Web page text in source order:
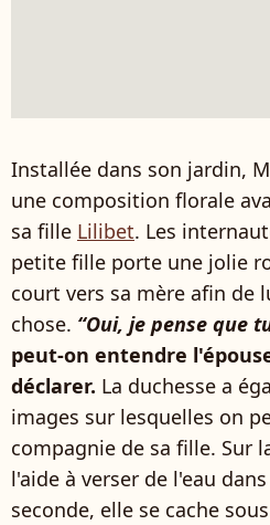
Installée dans son jardin,
une composition florale
sa fille Lilibet. Les
petite fille porte une jolie
court vers sa mère afin de
chose. “Oui, je pense que
peut-on entendre
déclarer. La duchesse a
images sur lesquelles on
compagnie de sa fille. Sur
l'aide à verser de l'eau
seconde, elle se cache